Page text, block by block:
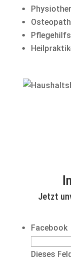
Jetzt
Facebook
Dieses